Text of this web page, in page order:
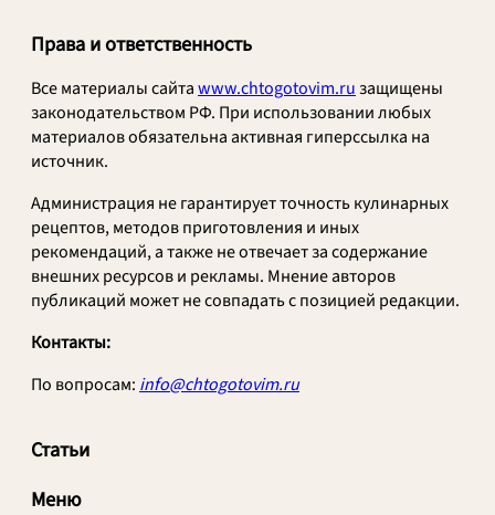
Права и ответственность
Все материалы сайтаwww.chtogotovim.ruзащищены
законодательством РФ. При использовании любых
материалов обязательна активная гиперссылка на
источник.
Администрация не гарантирует точность кулинарных
рецептов, методов приготовления и иных
рекомендаций, а также не отвечает за содержание
внешних ресурсов и рекламы. Мнение авторов
публикаций может не совпадать с позицией редакции.
Контакты:
По вопросам: info@chtogotovim.ru
Статьи
Меню